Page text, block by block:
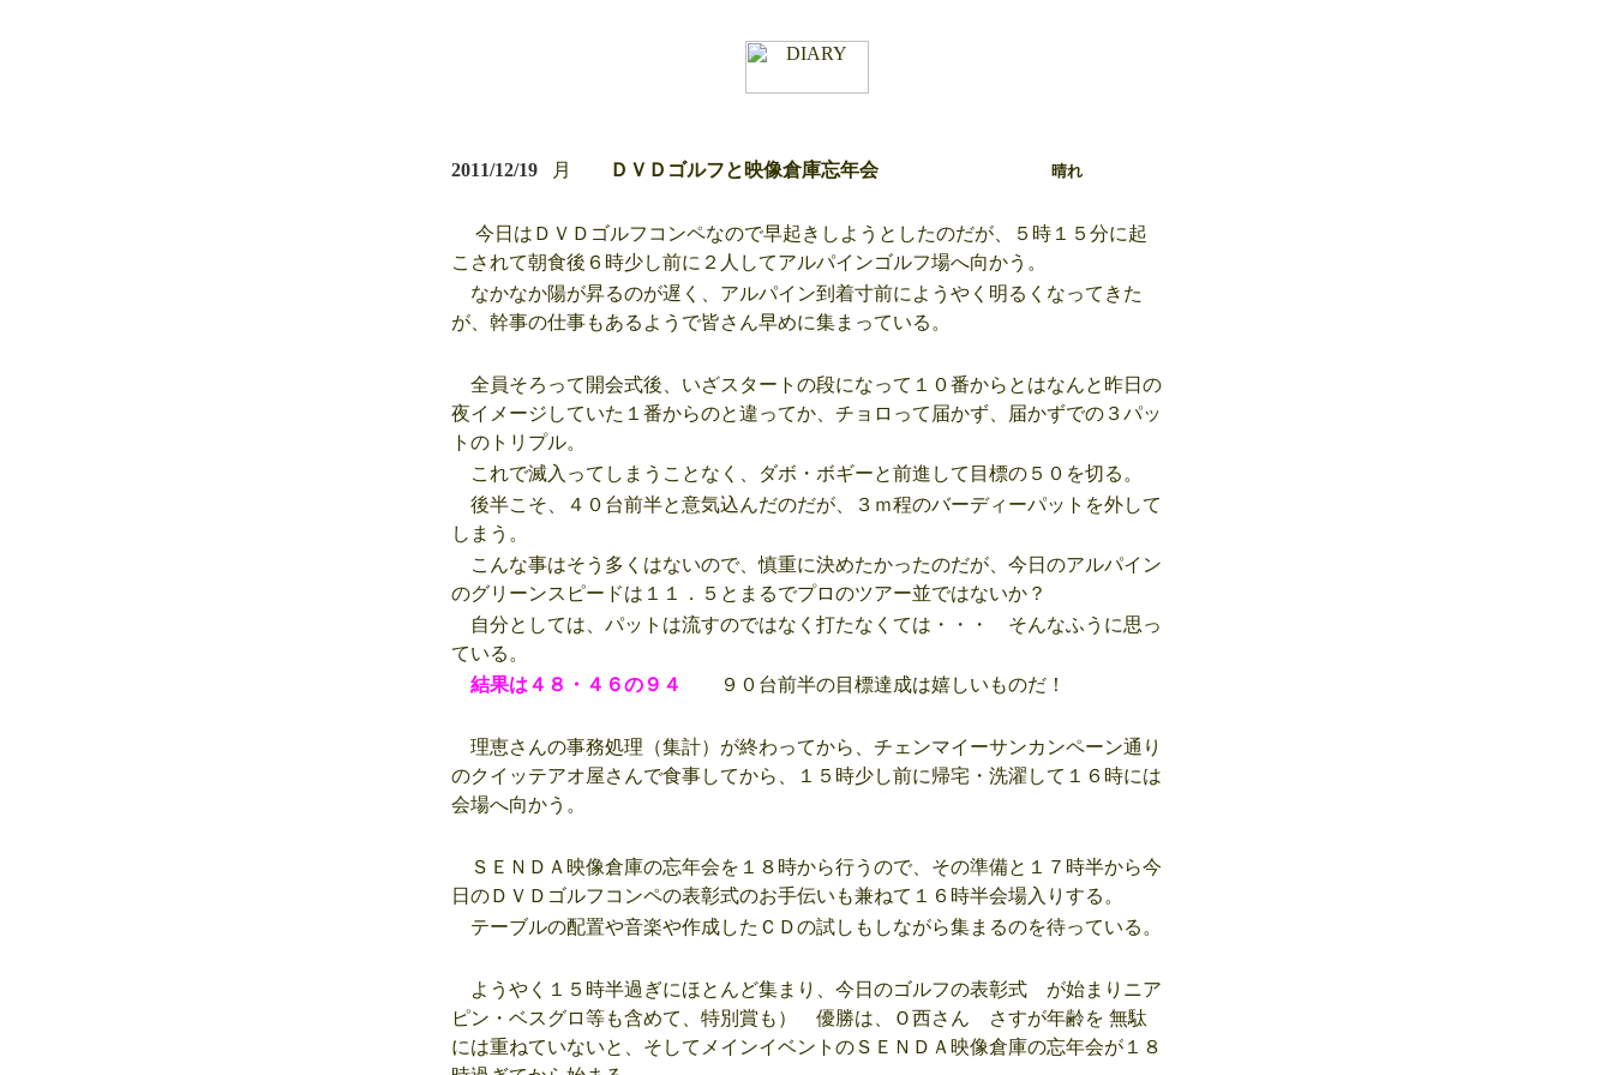
2011/12/19 月 ＤＶＤゴルフと映像倉庫忘年会 晴れ
今日はＤＶＤゴルフコンペなので早起きしようとしたのだが、５時１５分に起
こされて朝食後６時少し前に２人してアルパインゴルフ場へ向かう。
なかなか陽が昇るのが遅く、アルパイン到着寸前にようやく明るくなってきた
が、幹事の仕事もあるようで皆さん早めに集まっている。
全員そろって開会式後、いざスタートの段になって１０番からとはなんと昨日の
夜イメージしていた１番からのと違ってか、チョロって届かず、届かずでの３パッ
トのトリプル。
これで滅入ってしまうことなく、ダボ・ボギーと前進して目標の５０を切る。
後半こそ、４０台前半と意気込んだのだが、３ｍ程のバーディーパットを外して
しまう。
こんな事はそう多くはないので、慎重に決めたかったのだが、今日のアルパイン
のグリーンスピードは１１．５とまるでプロのツアー並ではないか？
自分としては、パットは流すのではなく打たなくては・・・ そんなふうに思っ
ている。
結果は４８・４６の９４
９０台前半の目標達成は嬉しいものだ！
理恵さんの事務処理（集計）が終わってから、チェンマイーサンカンペーン通り
のクイッテアオ屋さんで食事してから、１５時少し前に帰宅・洗濯して１６時には
会場へ向かう。
ＳＥＮＤＡ映像倉庫の忘年会を１８時から行うので、その準備と１７時半から今
日のＤＶＤゴルフコンペの表彰式のお手伝いも兼ねて１６時半会場入りする。
テーブルの配置や音楽や作成したＣＤの試しもしながら集まるのを待っている。
ようやく１５時半過ぎにほとんど集まり、今日のゴルフの表彰式 が始まりニア
ピン・ベスグロ等も含めて、特別賞も） 優勝は、Ｏ西さん さすが年齢を 無駄
には重ねていないと、そしてメインイベントのＳＥＮＤＡ映像倉庫の忘年会が１８